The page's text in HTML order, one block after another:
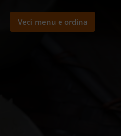
Vedi menu e ordina